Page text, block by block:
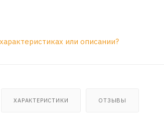
или описании?
ХАРАКТЕРИСТИКИ ОТЗЫВЫ